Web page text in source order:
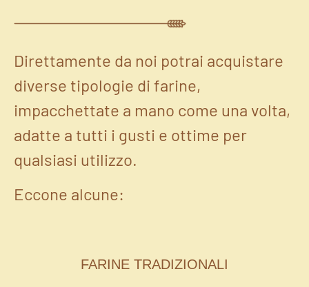
Direttamente da noi potrai acquistare
diverse tipologie di farine,
impacchettate a mano come una volta,
adatte a tutti i gusti e ottime per
qualsiasi utilizzo.
Eccone alcune:
FARINE TRADIZIONALI